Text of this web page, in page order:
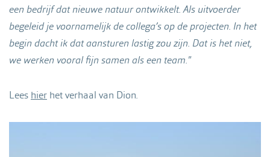
een bedrijf dat nieuwe natuur ontwikkelt. Als uitvoerder
begeleid je voornamelijk de collega’s op de projecten. In het
begin dacht ik dat aansturen lastig zou zijn. Dat is het niet,
we werken vooral fijn samen als een team."
Lees hier het verhaal van Dion.